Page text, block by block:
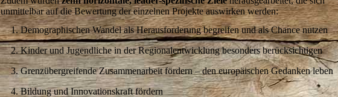
unmittelbar auf die Bewertung der einzelnen Projekte auswirken werden:
Demographischen Wandel als Herausforderung begreifen und als Chance nutzen
Kinder und Jugendliche in der Regionalentwicklung besonders berücksichtigen
Grenzübergreifende Zusammenarbeit fördern – den europäischen Gedanken leben
Bildung und Innovationskraft fördern